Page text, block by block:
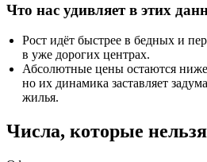
Что нас удивляет в этих
Рост идёт быстрее в бедных и
в уже дорогих центрах.
Абсолютные цены остаются
но их динамика заставляет
жилья.
Числа, которые